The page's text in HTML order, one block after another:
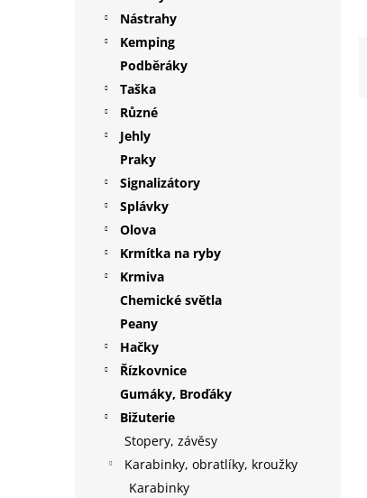
Nástrahy
Kemping
Podběráky
Taška
Různé
Jehly
Praky
Signalizátory
Splávky
Olova
Krmítka na ryby
Krmiva
Chemické světla
Peany
Hačky
Řízkovnice
Gumáky, Broďáky
Bižuterie
Stopery, závěsy
Karabinky, obratlíky, kroužky
Karabinky